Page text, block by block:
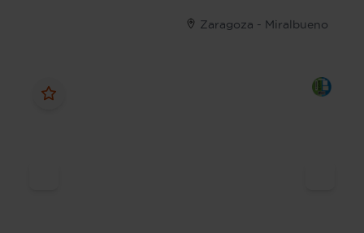
Zaragoza - Miralbueno